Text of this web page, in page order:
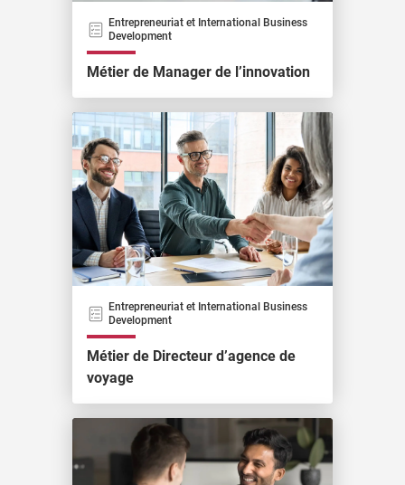
Entrepreneuriat et International Business
Development
Métier de Manager de l’innovation
Entrepreneuriat et International Business
Development
Métier de Directeur d’agence de
voyage